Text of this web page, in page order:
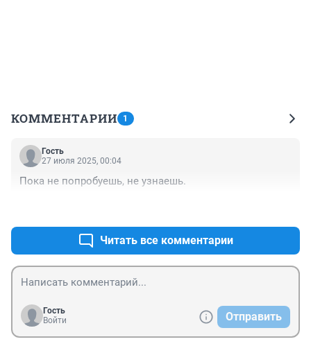
КОММЕНТАРИИ 1
Гость
27 июля 2025, 00:04
Пока не попробуешь, не узнаешь.
Читать все комментарии
Гость
Войти
Отправить